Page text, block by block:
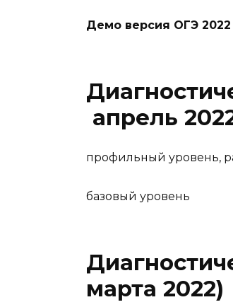
Демо версия ОГЭ 2022
апрель
профильный уровень,
базовый уровень
марта 2022)